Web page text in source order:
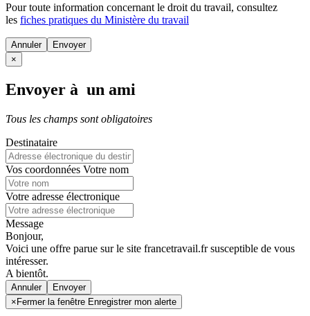
Pour toute information concernant le droit du travail, consultez
les fiches pratiques du Ministère du travail
Annuler
×
Envoyer à un ami
Tous les champs sont obligatoires
Destinataire
Vos coordonnées Votre nom
Votre adresse électronique
Message
Bonjour,
Voici une offre parue sur le site francetravail.fr susceptible de vous
intéresser.
A bientôt.
Annuler
× Fermer la fenêtre Enregistrer mon alerte